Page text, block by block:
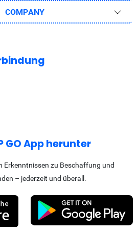
COMPANY
GO App herunter
Erkenntnissen zu Beschaffung und
– jederzeit und überall.